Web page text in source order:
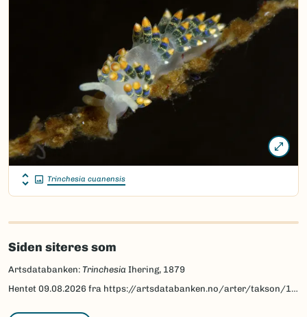
Trinchesia cuanensis
Siden siteres som
Artsdatabanken: Trinchesia Ihering, 1879
Hentet 09.08.2026 fra https://artsdatabanken.no/arter/takson/160914